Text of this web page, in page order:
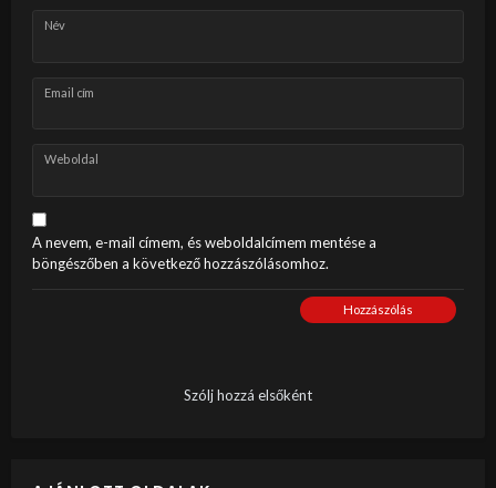
Név
Email cím
Weboldal
A nevem, e-mail címem, és weboldalcímem mentése a
böngészőben a következő hozzászólásomhoz.
Hozzászólás
Szólj hozzá elsőként